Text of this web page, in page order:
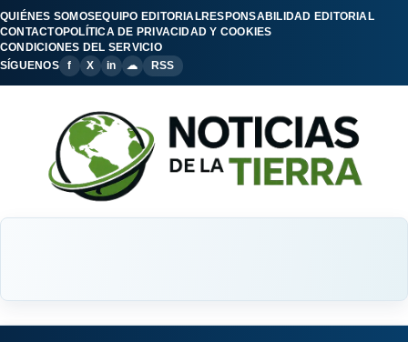
QUIÉNES SOMOSEQUIPO EDITORIALRESPONSABILIDAD EDITORIAL
CONTACTOPOLÍTICA DE PRIVACIDAD Y COOKIES
CONDICIONES DEL SERVICIO
SÍGUENOS
f X in ☁ RSS